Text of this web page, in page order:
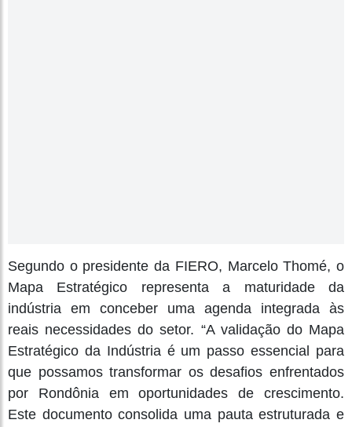
Segundo o presidente da FIERO, Marcelo Thomé, o
Mapa Estratégico representa a maturidade da
indústria em conceber uma agenda integrada às
reais necessidades do setor. “A validação do Mapa
Estratégico da Indústria é um passo essencial para
que possamos transformar os desafios enfrentados
por Rondônia em oportunidades de crescimento.
Este documento consolida uma pauta estruturada e